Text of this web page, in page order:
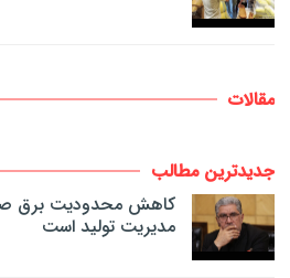
مقالات
جدیدترین مطالب
کاهش محدودیت برق
مدیریت تولید است